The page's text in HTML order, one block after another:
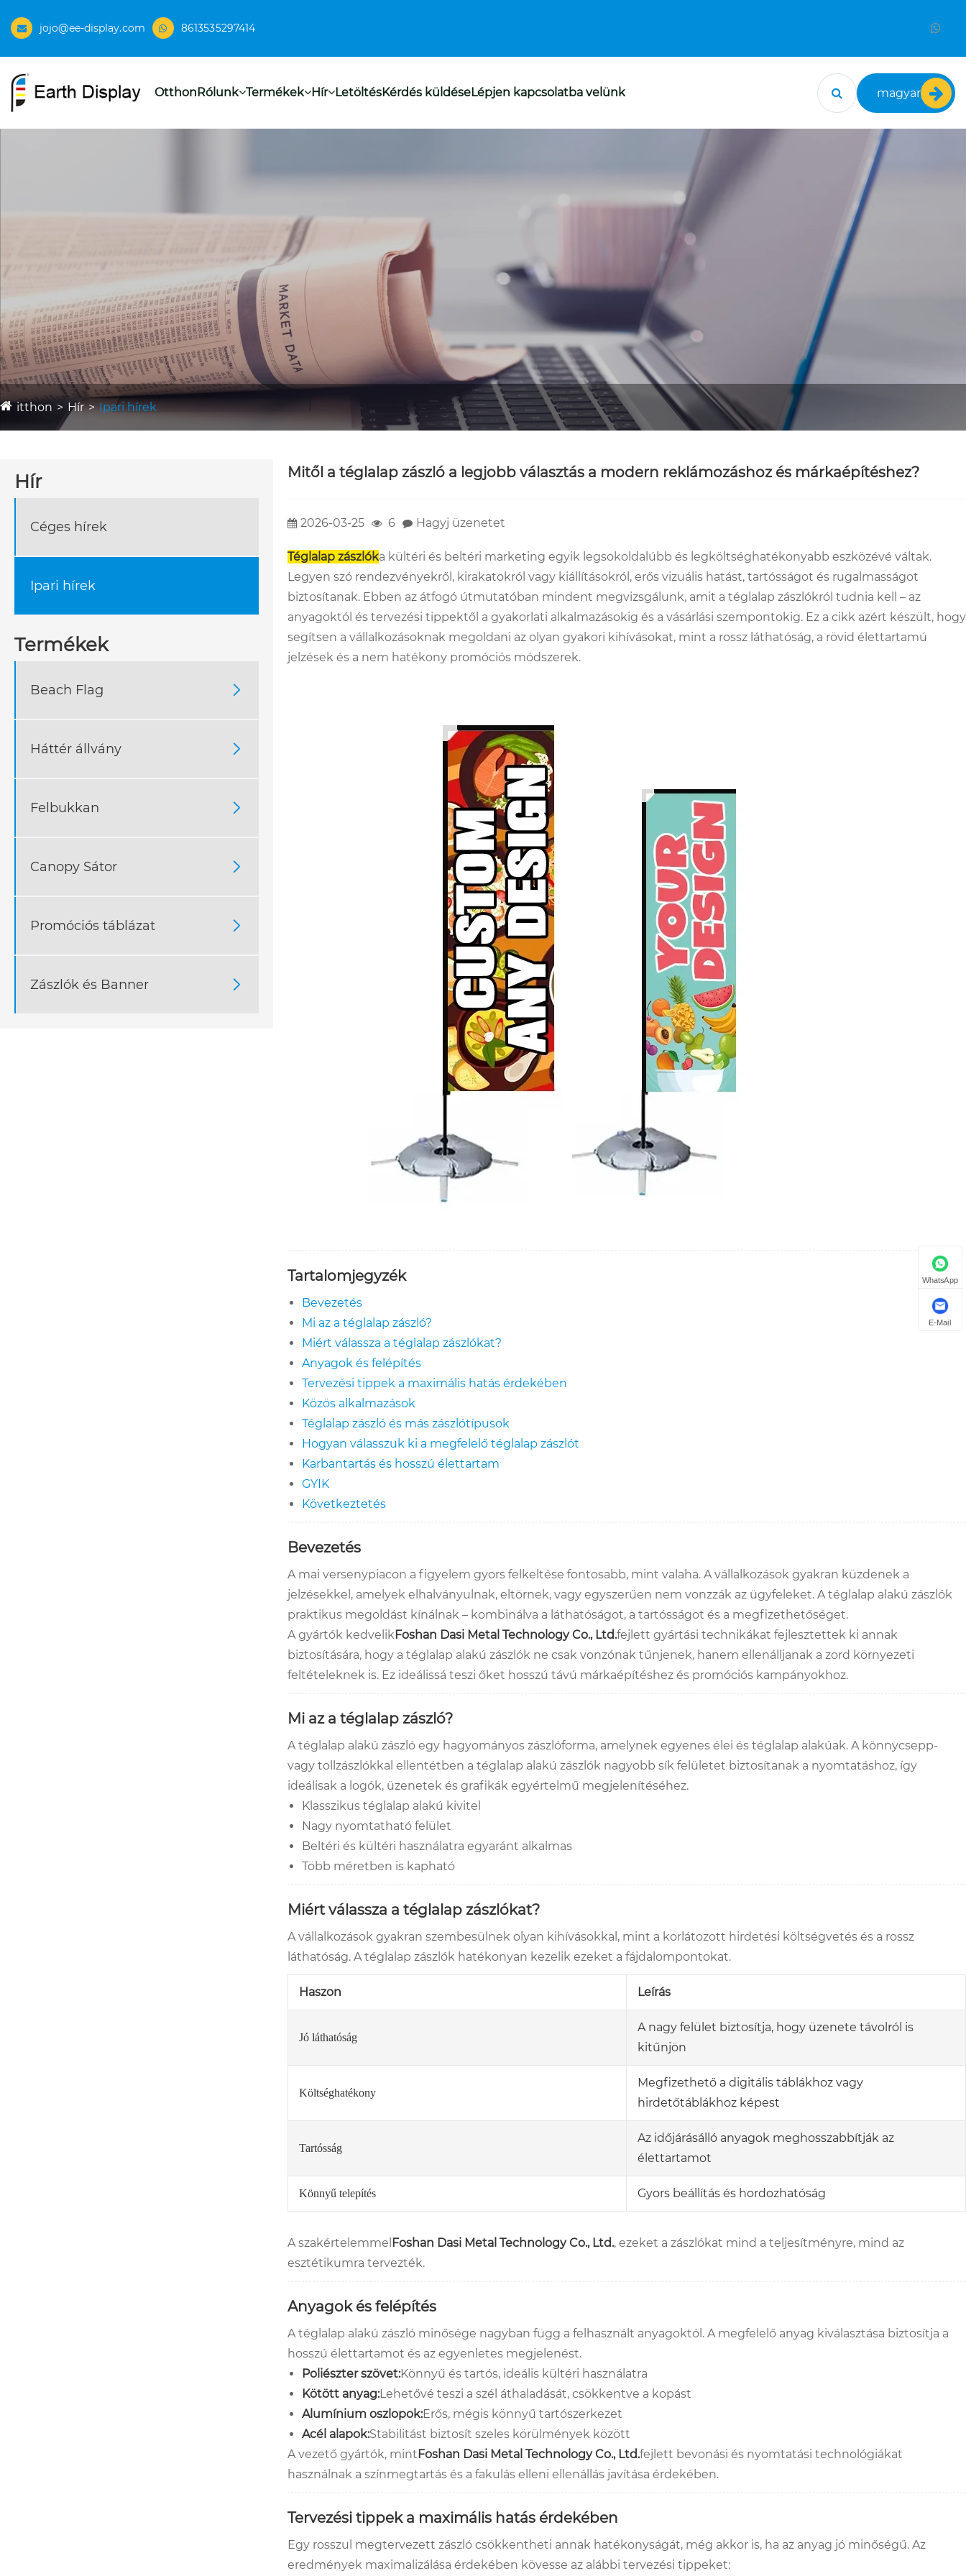
jojo@ee-display.com 8613535297414
OtthonRólunk Termékek Hír LetöltésKérdés küldéseLépjen kapcsolatba velünk magyar
itthon Hír Ipari hírek
Hír
Céges hírek
Ipari hírek
Termékek
Beach Flag 
Háttér állvány 
Felbukkan 
Canopy Sátor 
Promóciós táblázat 
Zászlók és Banner 
Mitől a téglalap zászló a legjobb választás a modern reklámozáshoz és márkaépítéshez?
2026-03-25 6 Hagyj üzenetet
Téglalap zászlóka kültéri és beltéri marketing egyik legsokoldalúbb és legköltséghatékonyabb eszközévé váltak.
Legyen szó rendezvényekről, kirakatokról vagy kiállításokról, erős vizuális hatást, tartósságot és rugalmasságot
biztosítanak. Ebben az átfogó útmutatóban mindent megvizsgálunk, amit a téglalap zászlókról tudnia kell – az
anyagoktól és tervezési tippektől a gyakorlati alkalmazásokig és a vásárlási szempontokig. Ez a cikk azért készült, hogy
segítsen a vállalkozásoknak megoldani az olyan gyakori kihívásokat, mint a rossz láthatóság, a rövid élettartamú
jelzések és a nem hatékony promóciós módszerek.
Tartalomjegyzék
Bevezetés
Mi az a téglalap zászló?
Miért válassza a téglalap zászlókat?
Anyagok és felépítés
Tervezési tippek a maximális hatás érdekében
Közös alkalmazások
Téglalap zászló és más zászlótípusok
Hogyan válasszuk ki a megfelelő téglalap zászlót
Karbantartás és hosszú élettartam
GYIK
Következtetés
Bevezetés
A mai versenypiacon a figyelem gyors felkeltése fontosabb, mint valaha. A vállalkozások gyakran küzdenek a
jelzésekkel, amelyek elhalványulnak, eltörnek, vagy egyszerűen nem vonzzák az ügyfeleket. A téglalap alakú zászlók
praktikus megoldást kínálnak – kombinálva a láthatóságot, a tartósságot és a megfizethetőséget.
A gyártók kedvelikFoshan Dasi Metal Technology Co., Ltd.fejlett gyártási technikákat fejlesztettek ki annak
biztosítására, hogy a téglalap alakú zászlók ne csak vonzónak tűnjenek, hanem ellenálljanak a zord környezeti
feltételeknek is. Ez ideálissá teszi őket hosszú távú márkaépítéshez és promóciós kampányokhoz.
Mi az a téglalap zászló?
A téglalap alakú zászló egy hagyományos zászlóforma, amelynek egyenes élei és téglalap alakúak. A könnycsepp-
vagy tollzászlókkal ellentétben a téglalap alakú zászlók nagyobb sík felületet biztosítanak a nyomtatáshoz, így
ideálisak a logók, üzenetek és grafikák egyértelmű megjelenítéséhez.
Klasszikus téglalap alakú kivitel
Nagy nyomtatható felület
Beltéri és kültéri használatra egyaránt alkalmas
Több méretben is kapható
Miért válassza a téglalap zászlókat?
A vállalkozások gyakran szembesülnek olyan kihívásokkal, mint a korlátozott hirdetési költségvetés és a rossz
láthatóság. A téglalap zászlók hatékonyan kezelik ezeket a fájdalompontokat.
Haszon Leírás
Jó láthatóság
A nagy felület biztosítja, hogy üzenete távolról is
kitűnjön
Költséghatékony
Megfizethető a digitális táblákhoz vagy
hirdetőtáblákhoz képest
Tartósság
Az időjárásálló anyagok meghosszabbítják az
élettartamot
Könnyű telepítés Gyors beállítás és hordozhatóság
A szakértelemmel Foshan Dasi Metal Technology Co., Ltd., ezeket a zászlókat mind a teljesítményre, mind az
esztétikumra tervezték.
Anyagok és felépítés
A téglalap alakú zászló minősége nagyban függ a felhasznált anyagoktól. A megfelelő anyag kiválasztása biztosítja a
hosszú élettartamot és az egyenletes megjelenést.
Poliészter szövet:Könnyű és tartós, ideális kültéri használatra
Kötött anyag:Lehetővé teszi a szél áthaladását, csökkentve a kopást
Alumínium oszlopok:Erős, mégis könnyű tartószerkezet
Acél alapok:Stabilitást biztosít szeles körülmények között
A vezető gyártók, mintFoshan Dasi Metal Technology Co., Ltd.fejlett bevonási és nyomtatási technológiákat
használnak a színmegtartás és a fakulás elleni ellenállás javítása érdekében.
Tervezési tippek a maximális hatás érdekében
Egy rosszul megtervezett zászló csökkentheti annak hatékonyságát, még akkor is, ha az anyag jó minőségű. Az
eredmények maximalizálása érdekében kövesse az alábbi tervezési tippeket:
WhatsApp
E-Mail